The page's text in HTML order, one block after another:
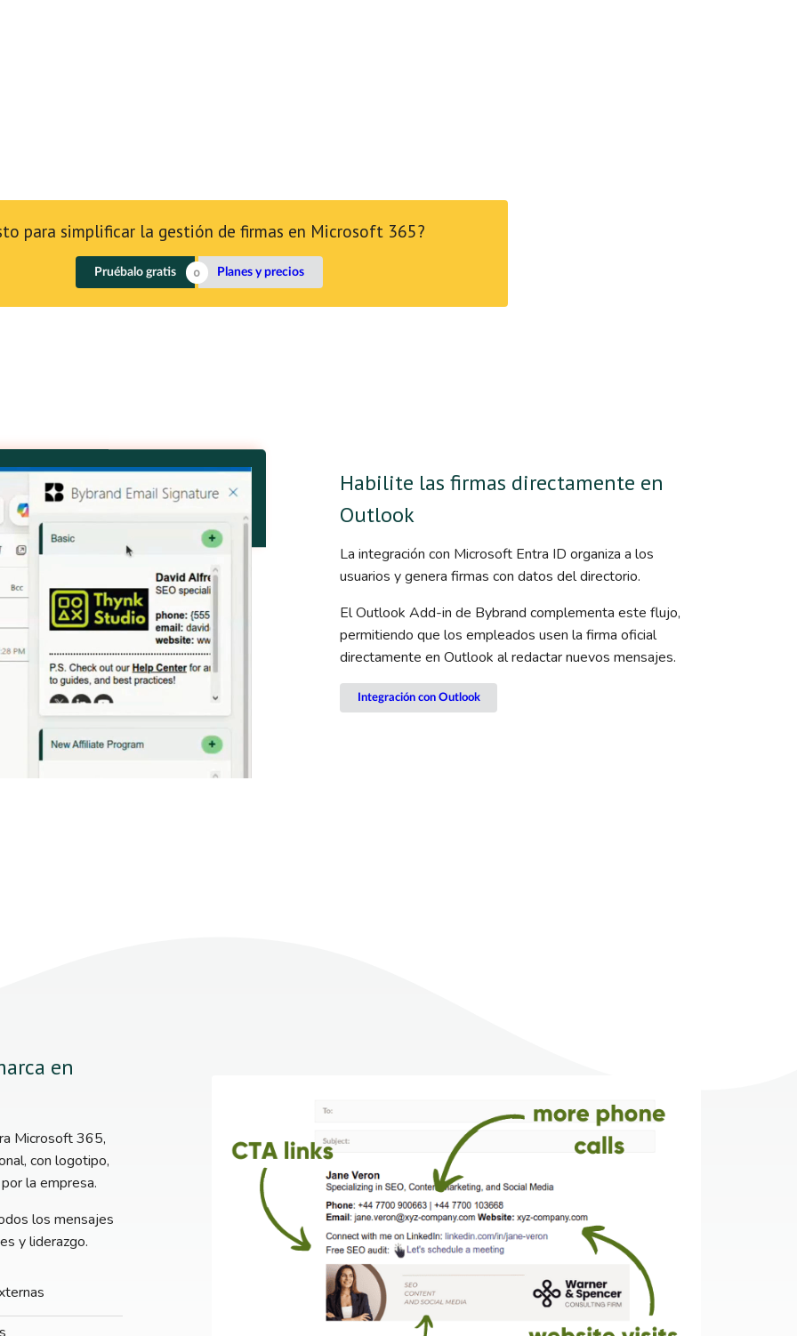
para simplificar la gestión de firmas en Microsoft 365?
Pruébalo gratis Planes y precios
Habilite las firmas directamente en
Outlook
La integración con Microsoft Entra ID organiza a los
usuarios y genera firmas con datos del directorio.
El Outlook Add-in de Bybrand complementa este flujo,
permitiendo que los empleados usen la firma oficial
directamente en Outlook al redactar nuevos mensajes.
Integración con Outlook
en
Microsoft 365,
con logotipo,
la empresa.
los mensajes
y liderazgo.